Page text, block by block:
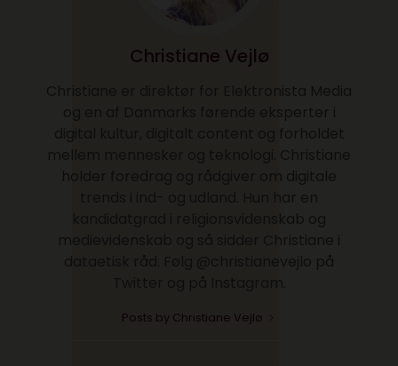
Christiane Vejlø
Posts by Christiane Vejlø